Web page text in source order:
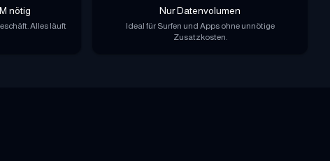
nötig
Alles läuft
Nur Datenvolumen
Ideal für Surfen und Apps ohne unnötige
Zusatzkosten.